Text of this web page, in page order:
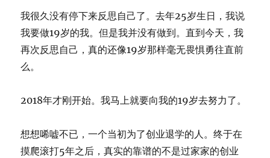
我很久没有停下来反思自己了。去年25岁生日，我说
我要做19岁的我。但是我并没有做到。直到今天，我
再次反思自己，真的还像19岁那样毫无畏惧勇往直前
么。
2018年才刚开始。我马上就要向我的19岁去努力了。
想想唏嘘不已，一个当初为了创业退学的人。终于在
摸爬滚打5年之后，真实的靠谱的不是过家家的创业